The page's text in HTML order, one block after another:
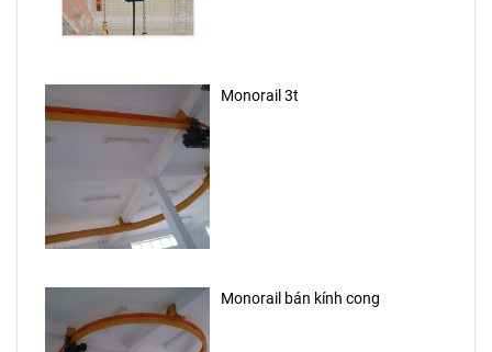
Monorail 3t
Monorail bán kính cong